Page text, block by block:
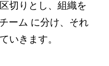
切りとし、組織を
ーム に分け、それ
いきます。